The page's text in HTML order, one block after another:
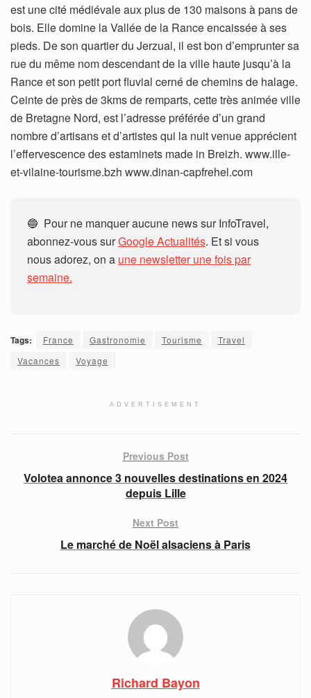
est une cité médiévale aux plus de 130 maisons à pans de
bois. Elle domine la Vallée de la Rance encaissée à ses
pieds. De son quartier du Jerzual, il est bon d’emprunter sa
rue du même nom descendant de la ville haute jusqu’à la
Rance et son petit port fluvial cerné de chemins de halage.
Ceinte de près de 3kms de remparts, cette très animée ville
de Bretagne Nord, est l’adresse préférée d’un grand
nombre d’artisans et d’artistes qui la nuit venue apprécient
l’effervescence des estaminets made in Breizh. www.ille-
et-vilaine-tourisme.bzh www.dinan-capfrehel.com
🔵 Pour ne manquer aucune news sur InfoTravel,
abonnez-vous surGoogle Actualités. Et si vous
nous adorez, on a une newsletter une fois par
semaine.
Tags: France Gastronomie Tourisme
Travel
Vacances
Voyage
ADVERTISEMENT
Previous Post
Volotea annonce 3 nouvelles destinations en 2024
depuis Lille
Next Post
Le marché de Noël alsaciens à Paris
Richard Bayon